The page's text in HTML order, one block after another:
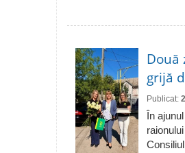
Două
grijă
Publicat:
În